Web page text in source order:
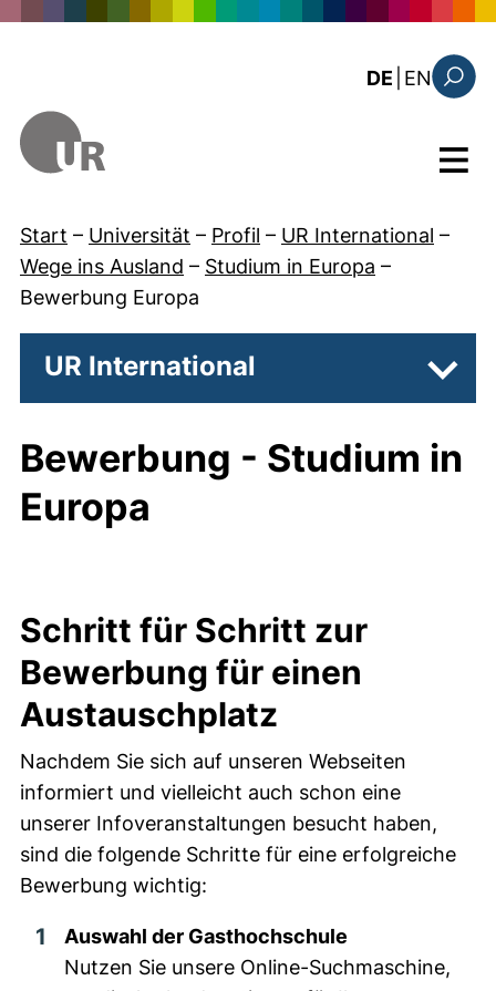
DE EN: the
Menü
Start – Universität – Profil – UR International –
Wege ins Ausland – Studium in Europa –
Bewerbung Europa
UR International
Bewerbung - Studium in
Europa
Schritt für Schritt zur
Bewerbung für einen
Austauschplatz
Nachdem Sie sich auf unseren Webseiten
informiert und vielleicht auch schon eine
unserer Infoveranstaltungen besucht haben,
sind die folgende Schritte für eine erfolgreiche
Bewerbung wichtig:
Auswahl der Gasthochschule
Nutzen Sie unsere Online-Suchmaschine,